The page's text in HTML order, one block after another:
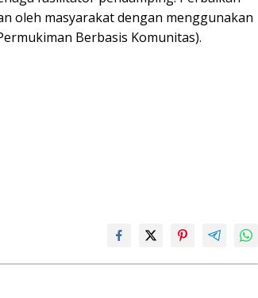
oleh masyarakat dengan menggunakan
Berbasis Komunitas).